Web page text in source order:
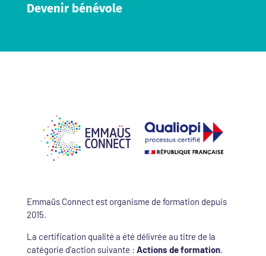
Devenir bénévole
Emmaüs Connect est organisme de formation depuis
2015.
La certification qualité a été délivrée au titre de la
catégorie d’action suivante : Actions de formation.